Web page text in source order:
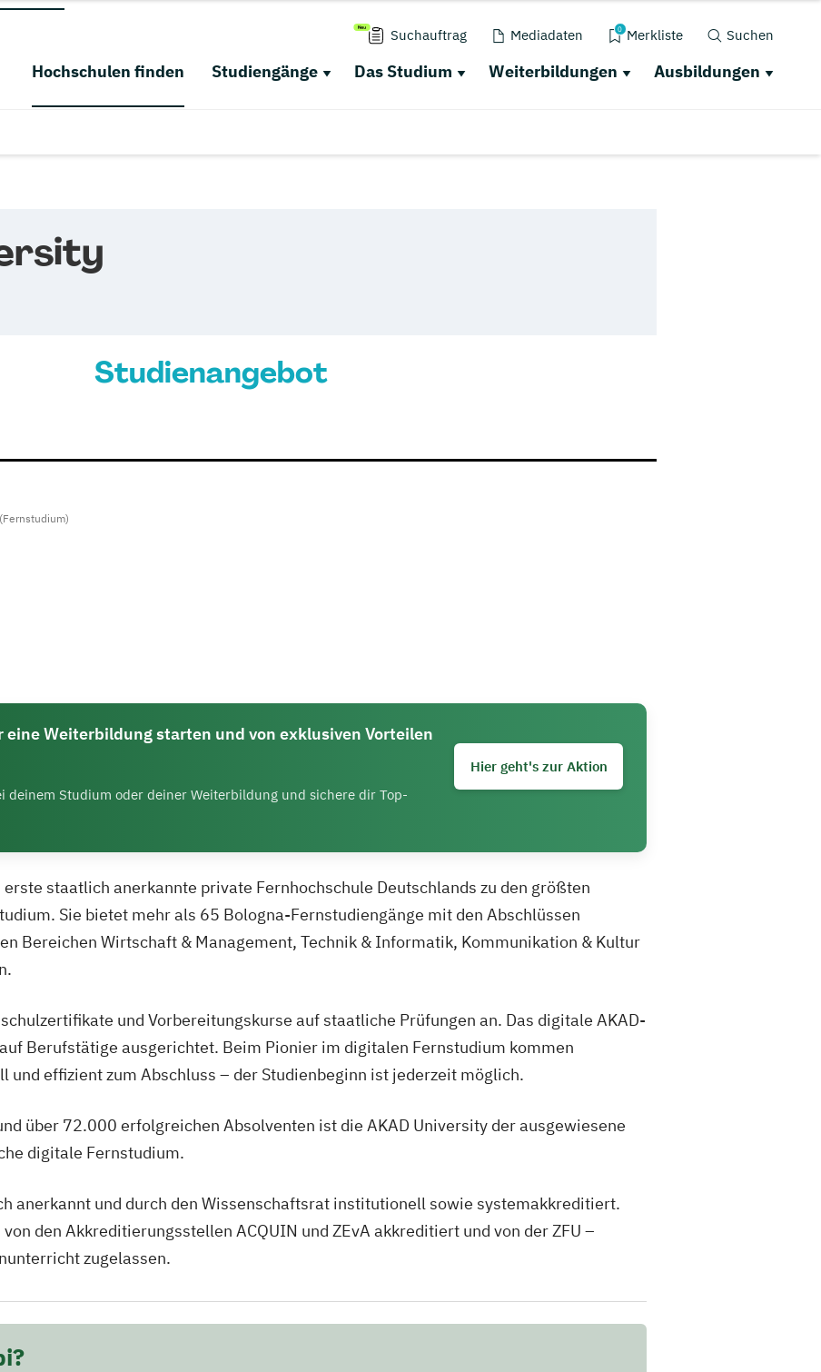
Suchauftrag Mediadaten 0 Merkliste Suchen
Hochschulen finden Studiengänge Das Studium Weiterbildungen Ausbildungen
Studienangebot
(Fernstudium)
Weiterbildung starten und von exklusiven Vorteilen
deinem Studium oder deiner Weiterbildung und sichere dir Top-
Hier geht's zur Aktion
staatlich anerkannte private Fernhochschule Deutschlands zu den größten
Sie bietet mehr als 65 Bologna-Fernstudiengänge mit den Abschlüssen
Bereichen Wirtschaft & Management, Technik & Informatik, Kommunikation & Kultur
und Vorbereitungskurse auf staatliche Prüfungen an. Das digitale AKAD-
Berufstätige ausgerichtet. Beim Pionier im digitalen Fernstudium kommen
effizient zum Abschluss – der Studienbeginn ist jederzeit möglich.
über 72.000 erfolgreichen Absolventen ist die AKAD University der ausgewiesene
digitale Fernstudium.
anerkannt und durch den Wissenschaftsrat institutionell sowie systemakkreditiert.
den Akkreditierungsstellen ACQUIN und ZEvA akkreditiert und von der ZFU –
zugelassen.